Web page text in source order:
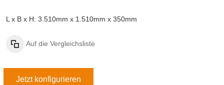
L x B x H: 3.510mm x 1.510mm x 350mm
Auf die Vergleichsliste
Jetzt konfigurieren